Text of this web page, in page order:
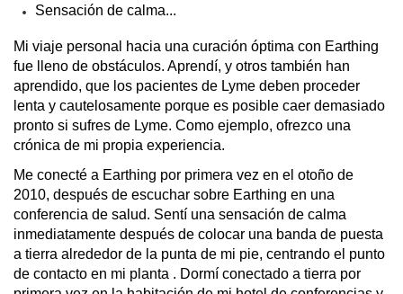
Sensación de calma...
Mi viaje personal hacia una curación óptima con Earthing
fue lleno de obstáculos. Aprendí, y otros también han
aprendido, que los pacientes de Lyme deben proceder
lenta y cautelosamente porque es posible caer demasiado
pronto si sufres de Lyme. Como ejemplo, ofrezco una
crónica de mi propia experiencia.
Me conecté a Earthing por primera vez en el otoño de
2010, después de escuchar sobre Earthing en una
conferencia de salud. Sentí una sensación de calma
inmediatamente después de colocar una banda de puesta
a tierra alrededor de la punta de mi pie, centrando el punto
de contacto en mi planta . Dormí conectado a tierra por